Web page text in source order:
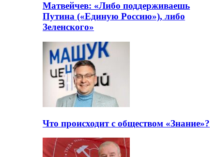
Матвейчев: «Либо поддерживаешь
Путина («Единую Россию»), либо
Зеленского»
Что происходит с обществом «Знание»?